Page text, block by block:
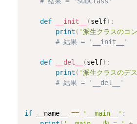
def __init__ (self) :
print ( '派生クラスのコ
# 結果 = '__init__'
def __del__ (self) :
print ( '派生クラスのデ
# 結果 = '__del__'
if __name__ == '__main__' :